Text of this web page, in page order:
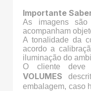
Importante
As imagens são
acompanham
A tonalidade da
acordo a
iluminação do
O cliente deve
VOLUMES
embalagem, caso